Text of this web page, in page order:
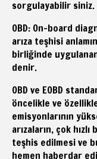
sorgulayabilir siniz.
OBD: On-board
arıza teşhisi
birliğinde
denir.
OBD ve EOBD
öncelikle ve
emisyonlarının
arızaların, çok
teşhis edilmesi ve
hemen haberdar